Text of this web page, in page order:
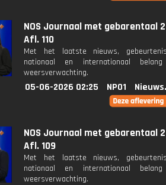
NOS Journaal met gebarentaal
Afl. 110
Met het laatste nieuws,
nationaal en internationaal
weersverwachting.
05-06-2026 02:25 NPO1
NOS Journaal met gebarentaal
Afl. 109
Met het laatste nieuws,
nationaal en internationaal
weersverwachting.